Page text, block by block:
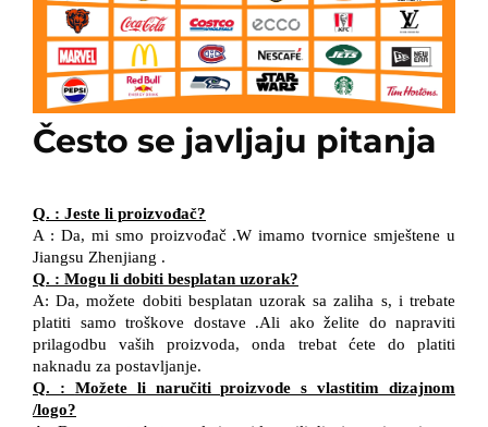
Često se javljaju pitanja
Q. : Jeste li proizvođač?
A : Da, mi smo proizvođač .Wimamo tvornice smještene u
Jiangsu Zhenjiang .
Q. : Mogu li dobiti besplatan uzorak?
A:Da, možete dobiti besplatan uzorak sa zaliha s, itrebate
platiti samo troškove dostave .Ali ako želite do napraviti
prilagodbu vaših proizvoda,onda trebat ćete doplatiti
naknadu za postavljanje.
Q. : Možete li naručiti proizvode s vlastitim dizajnom
/logo?